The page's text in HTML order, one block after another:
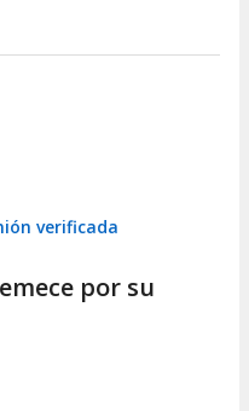
verificada
por su